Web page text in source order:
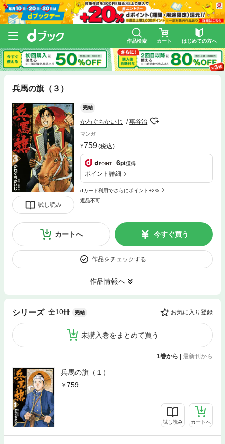
作品検索 カート はじめての方へ
兵馬の旗（３）
試し読み
完結
かわぐちかいじ 惠谷治
マンガ
759(税込)
6pt獲得
ポイント詳細
dカード利用でさらにポイント+2%
返品不可
カートへ 今すぐ買う
作品をチェックする
作品情報へ
シリーズ 全10冊 完結 お気に入り登録
未購入巻をまとめて買う
1巻から | 最新刊から
兵馬の旗（１）
759
試し読み カートへ